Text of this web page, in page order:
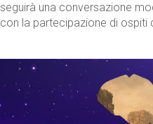
seguirà una conversazione
con la partecipazione di ospiti